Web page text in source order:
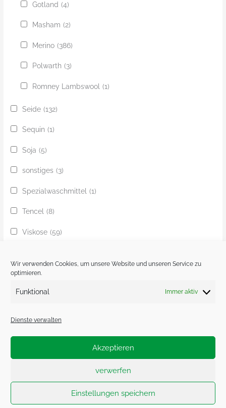
Wir verwenden Cookies, um unsere Website und unseren Service zu
optimieren.
Funktional Immer aktiv
Dienste verwalten
Akzeptieren
verwerfen
Einstellungen speichern
Gotland (4)
Masham (2)
Merino (386)
Polwarth (3)
Romney Lambswool (1)
Seide (132)
Sequin (1)
Soja (5)
sonstiges (3)
Spezialwaschmittel (1)
Tencel (8)
Viskose (59)
Ziege
Zobel (1)
Copyright © 2026 Herr U am Amalienpark | Powered by